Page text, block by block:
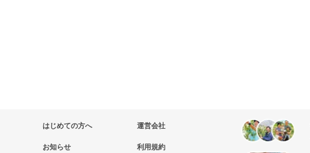
はじめての方へ
お知らせ
運営会社
利用規約